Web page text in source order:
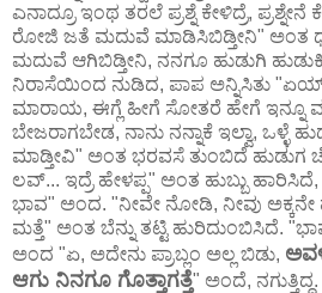
ಎನಾದ್ರೂ ಇಂಥ ತರಲೆ ಪ್ರಶ್ನೆ ಕೇಳಿದ್ರೆ,
ರೋಜಿ ಜತೆ ಮದುವೆ ಮಾಡಿಸಿಬಿಡ್ತೀನಿ" ಅಂತ
ಮದುವೆ ಆಗಿಬಿಡ್ತೀನಿ, ನನಗೂ ಹುಡುಗಿ
ನಿರಾಸೆಯಿಂದ ನುಡಿದ, ಪಾಪ ಅನ್ನಿಸಿತು
ಮಾರಾಯ, ಈಗ್ಲೆ ಹೀಗೆ ಸೋತರೆ ಹೇಗೆ ಇನ್ನೂ
ಬೇಜರಾಗಬೇಡ, ನಾನು ನನ್ನಾಕೆ ಇಲ್ವಾ, ಒಳ್ಳೆ
ಮಾಡ್ತೀವಿ" ಅಂತ ಭರವಸೆ ತುಂಬಿದೆ ಹುಡುಗ
ಲವ್... ಇದ್ರೆ ಹೇಳಪ್ಪ" ಅಂತ ಹುಬ್ಬು
ಭಾವ" ಅಂದ. "ನೀವೇ ನೋಡಿ, ನೀವು
ಮತ್ತೆ" ಅಂತ ಬೆನ್ನು ತಟ್ಟಿ ಹುರಿದುಂಬಿಸಿದೆ.
ಅಂದ "ಏ, ಅದೇನು ಪ್ರಾಬ್ಲಂ ಅಲ್ಲ ಬಿಡು,
ಆಗು ನಿನಗೂ ಗೊತ್ತಾಗತ್ತೆ" ಅಂದೆ, ನಗುತ್ತಿದ್ದ.